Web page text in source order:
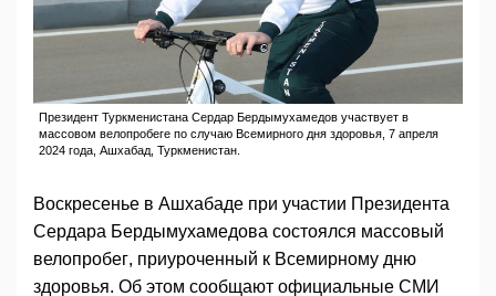
Президент Туркменистана Сердар Бердымухамедов участвует в
массовом велопробеге по случаю Всемирного дня здоровья, 7 апреля
2024 года, Ашхабад, Туркменистан.
Воскресенье в Ашхабаде при участии Президента
Сердара Бердымухамедова состоялся массовый
велопробег, приуроченный к Всемирному дню
здоровья. Об этом сообщают официальные СМИ